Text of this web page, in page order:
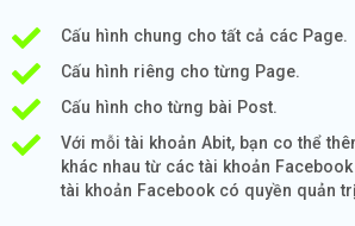
Cấu hình chung cho tất cả các Page.
Cấu hình riêng cho từng Page.
Cấu hình cho từng bài Post.
Với mỗi tài khoản Abit, bạn co thể
khác nhau từ các tài khoản
tài khoản Facebook có quyền quản